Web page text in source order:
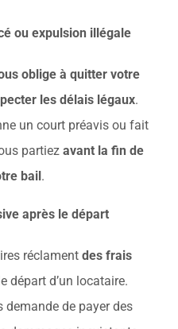
ou expulsion illégale
oblige à quitter votre
les délais légaux.
un court préavis ou fait
partiez avant la fin de
bail.
après le départ
réclament des frais
départ d’un locataire.
demande de payer des